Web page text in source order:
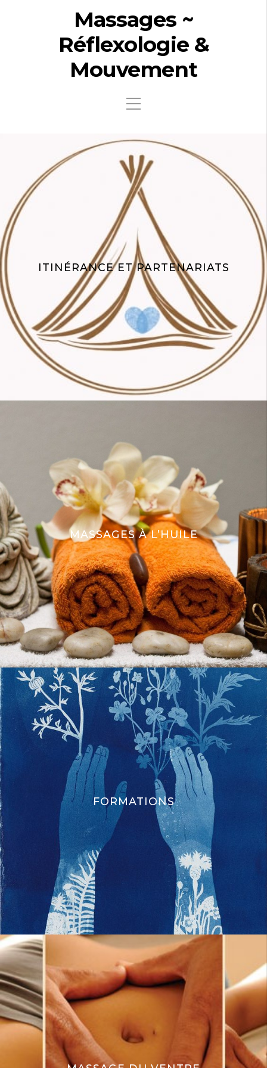
Massages ~
Réflexologie &
Mouvement
ITINÉRANCE ET PARTENARIATS
MASSAGES À L’HUILE
FORMATIONS